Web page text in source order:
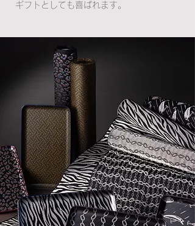
ギフトとしても喜ばれます。